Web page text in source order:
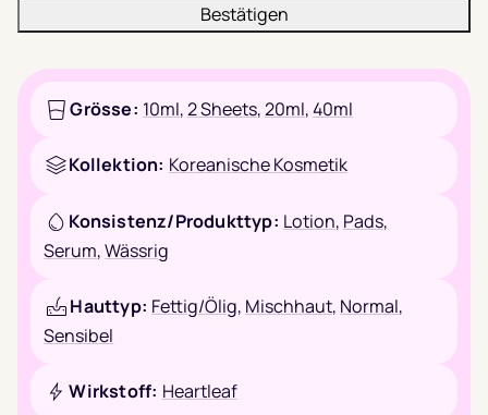
Bestätigen
Grösse: 10ml,2 Sheets,20ml,40ml
Kollektion: Koreanische Kosmetik
Konsistenz/Produkttyp: Lotion, Pads,
Serum,Wässrig
Hauttyp: Fettig/Ölig, Mischhaut, Normal,
Sensibel
Wirkstoff: Heartleaf